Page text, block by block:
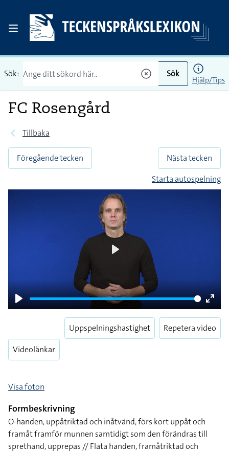
Sök: Sök
Hjälp/Tips
FC Rosengård
Tillbaka
Föregående tecken
Nästa tecken
Starta autospelning
Play
Enter
Videolänkar
Uppspelningshastighet Repetera video
Visa foton
Formbeskrivning
O-handen, uppåtriktad och inåtvänd, förs kort uppåt och
framåt framför munnen samtidigt som den förändras till
sprethand, upprepas // Flata handen, framåtriktad och